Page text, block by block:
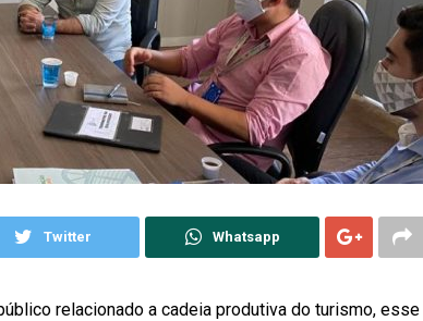
Twitter Whatsapp
relacionado a cadeia produtiva do turismo, esse